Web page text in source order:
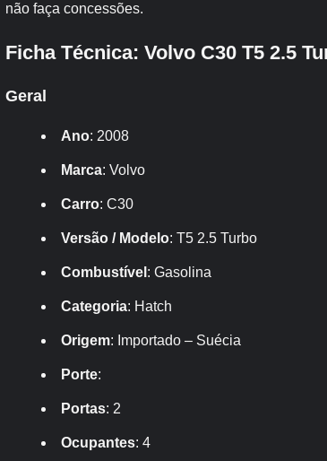
não faça concessões.
Ficha Técnica: Volvo C30 T5 2.5
Geral
Ano: 2008
Marca: Volvo
Carro: C30
Versão / Modelo: T5 2.5 Turbo
Combustível : Gasolina
Categoria: Hatch
Origem: Importado – Suécia
Porte:
Portas: 2
Ocupantes: 4